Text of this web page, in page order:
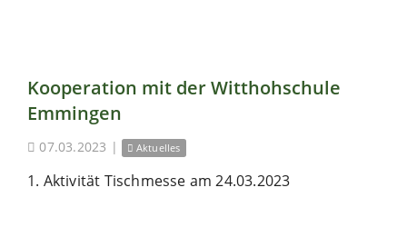
Kooperation mit der Witthohschule
Emmingen
07.03.2023 | Aktuelles
1. Aktivität Tischmesse am 24.03.2023